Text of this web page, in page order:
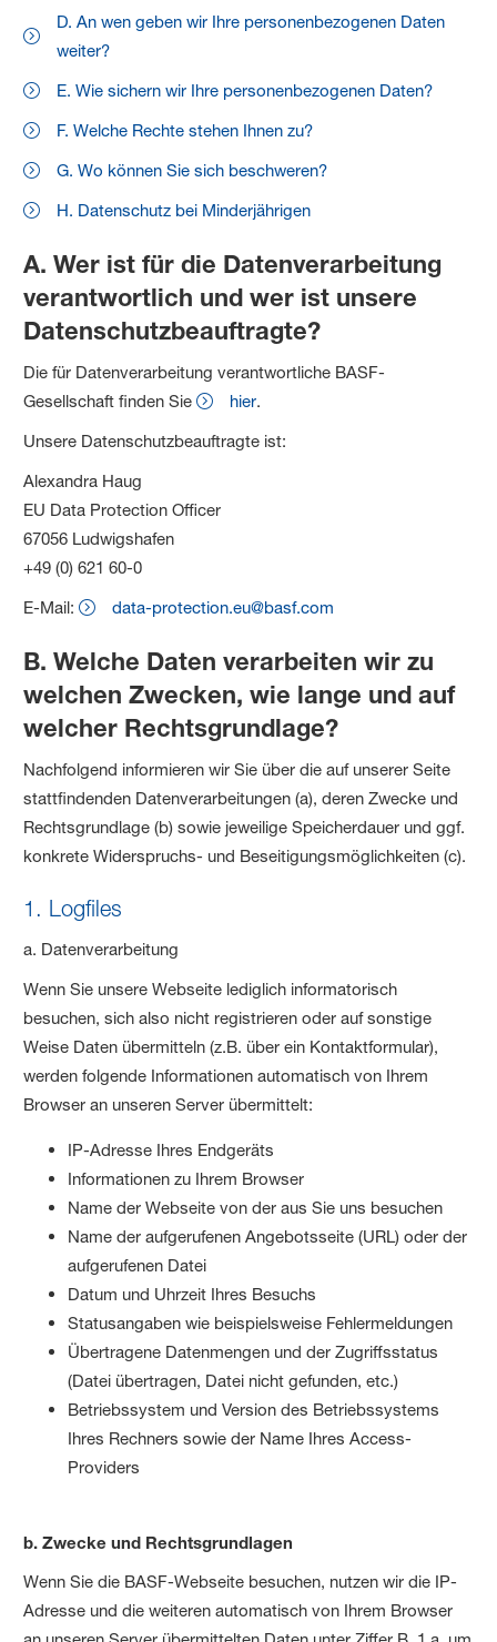
D. An wen geben wir Ihre personenbezogenen Daten
weiter?
E. Wie sichern wir Ihre personenbezogenen Daten?
F. Welche Rechte stehen Ihnen zu?
G. Wo können Sie sich beschweren?
H. Datenschutz bei Minderjährigen
A. Wer ist für die Datenverarbeitung
verantwortlich und wer ist unsere
Datenschutzbeauftragte?
Die für Datenverarbeitung verantwortliche BASF-
Gesellschaft finden Sie
hier.
Unsere Datenschutzbeauftragte ist:
Alexandra Haug
EU Data Protection Officer
67056 Ludwigshafen
+49 (0) 621 60-0
E-Mail:
data-protection.eu@basf.com
B. Welche Daten verarbeiten wir zu
welchen Zwecken, wie lange und auf
welcher Rechtsgrundlage?
Nachfolgend informieren wir Sie über die auf unserer Seite
stattfindenden Datenverarbeitungen (a), deren Zwecke und
Rechtsgrundlage (b) sowie jeweilige Speicherdauer und ggf.
konkrete Widerspruchs- und Beseitigungsmöglichkeiten (c).
1. Logfiles
a. Datenverarbeitung
Wenn Sie unsere Webseite lediglich informatorisch
besuchen, sich also nicht registrieren oder auf sonstige
Weise Daten übermitteln (z.B. über ein Kontaktformular),
werden folgende Informationen automatisch von Ihrem
Browser an unseren Server übermittelt:
IP-Adresse Ihres Endgeräts
Informationen zu Ihrem Browser
Name der Webseite von der aus Sie uns besuchen
Name der aufgerufenen Angebotsseite (URL) oder der
aufgerufenen Datei
Datum und Uhrzeit Ihres Besuchs
Statusangaben wie beispielsweise Fehlermeldungen
Übertragene Datenmengen und der Zugriffsstatus
(Datei übertragen, Datei nicht gefunden, etc.)
Betriebssystem und Version des Betriebssystems
Ihres Rechners sowie der Name Ihres Access-
Providers
b. Zwecke und Rechtsgrundlagen
Wenn Sie die BASF-Webseite besuchen, nutzen wir die IP-
Adresse und die weiteren automatisch von Ihrem Browser